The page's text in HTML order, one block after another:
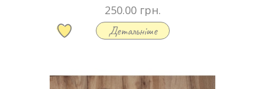
250.00 грн.
Детальніше